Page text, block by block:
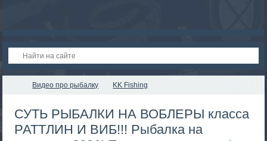
Видео про рыбалку KK Fishing
СУТЬ РЫБАЛКИ НА ВОБЛЕРЫ класса
РАТТЛИН И ВИБ!!! Рыбалка на